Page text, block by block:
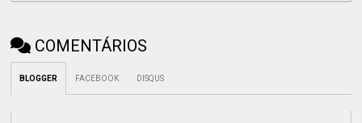
COMENTÁRIOS
BLOGGER FACEBOOK DISQUS